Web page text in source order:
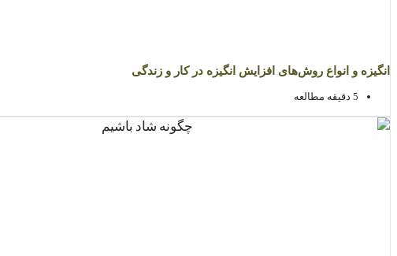
انگیزه و انواع روش‌های افزایش انگیزه در کار و زندگی
5 دقیقه مطالعه